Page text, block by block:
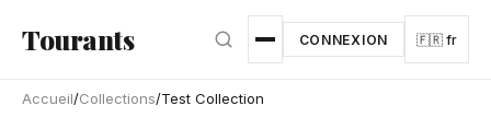
Tourants CONNEXION 🇫🇷 fr
Accueil/Collections/Test Collection